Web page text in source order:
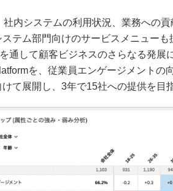
内システムの利用状況、業務への
テム部門向けのサービスメニューも
通して顧客ビジネスのさらなる発展
を、従業員エンゲージメントの
て展開し、3年で15社への提供を目